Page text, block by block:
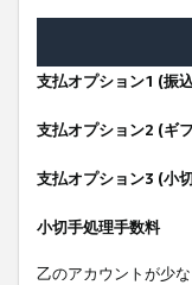
支払オプション1 (振
支払オプション2 (ギ
支払オプション3 (小
小切手処理手数料
乙のアカウントが少